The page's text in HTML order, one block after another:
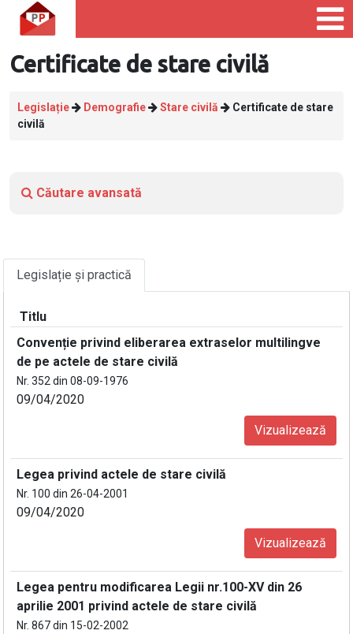
Certificate de stare civilă
Legislație Demografie Stare civilă
Certificate de stare
civilă
Căutare avansată
Legislație și practică
Titlu
Convenție privind eliberarea extraselor multilingve
de pe actele de stare civilă
Nr. 352 din 08-09-1976
09/04/2020
Vizualizează
Legea privind actele de stare civilă
Nr. 100 din 26-04-2001
09/04/2020
Vizualizează
Legea pentru modificarea Legii nr.100-XV din 26
aprilie 2001 privind actele de stare civilă
Nr. 867 din 15-02-2002